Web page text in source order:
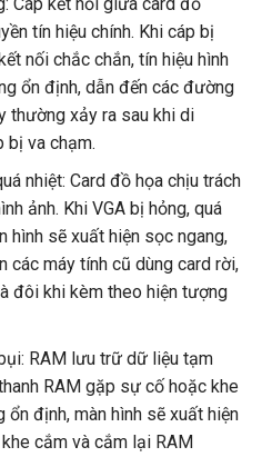
tín hiệu chính. Khi cáp bị
nối chắc chắn, tín hiệu hình
ổn định, dẫn đến các đường
thường xảy ra sau khi di
bị va chạm.
nhiệt: Card đồ họa chịu trách
ảnh. Khi VGA bị hỏng, quá
hình sẽ xuất hiện sọc ngang,
các máy tính cũ dùng card rời,
đôi khi kèm theo hiện tượng
RAM lưu trữ dữ liệu tạm
RAM gặp sự cố hoặc khe
định, màn hình sẽ xuất hiện
cắm và cắm lại RAM